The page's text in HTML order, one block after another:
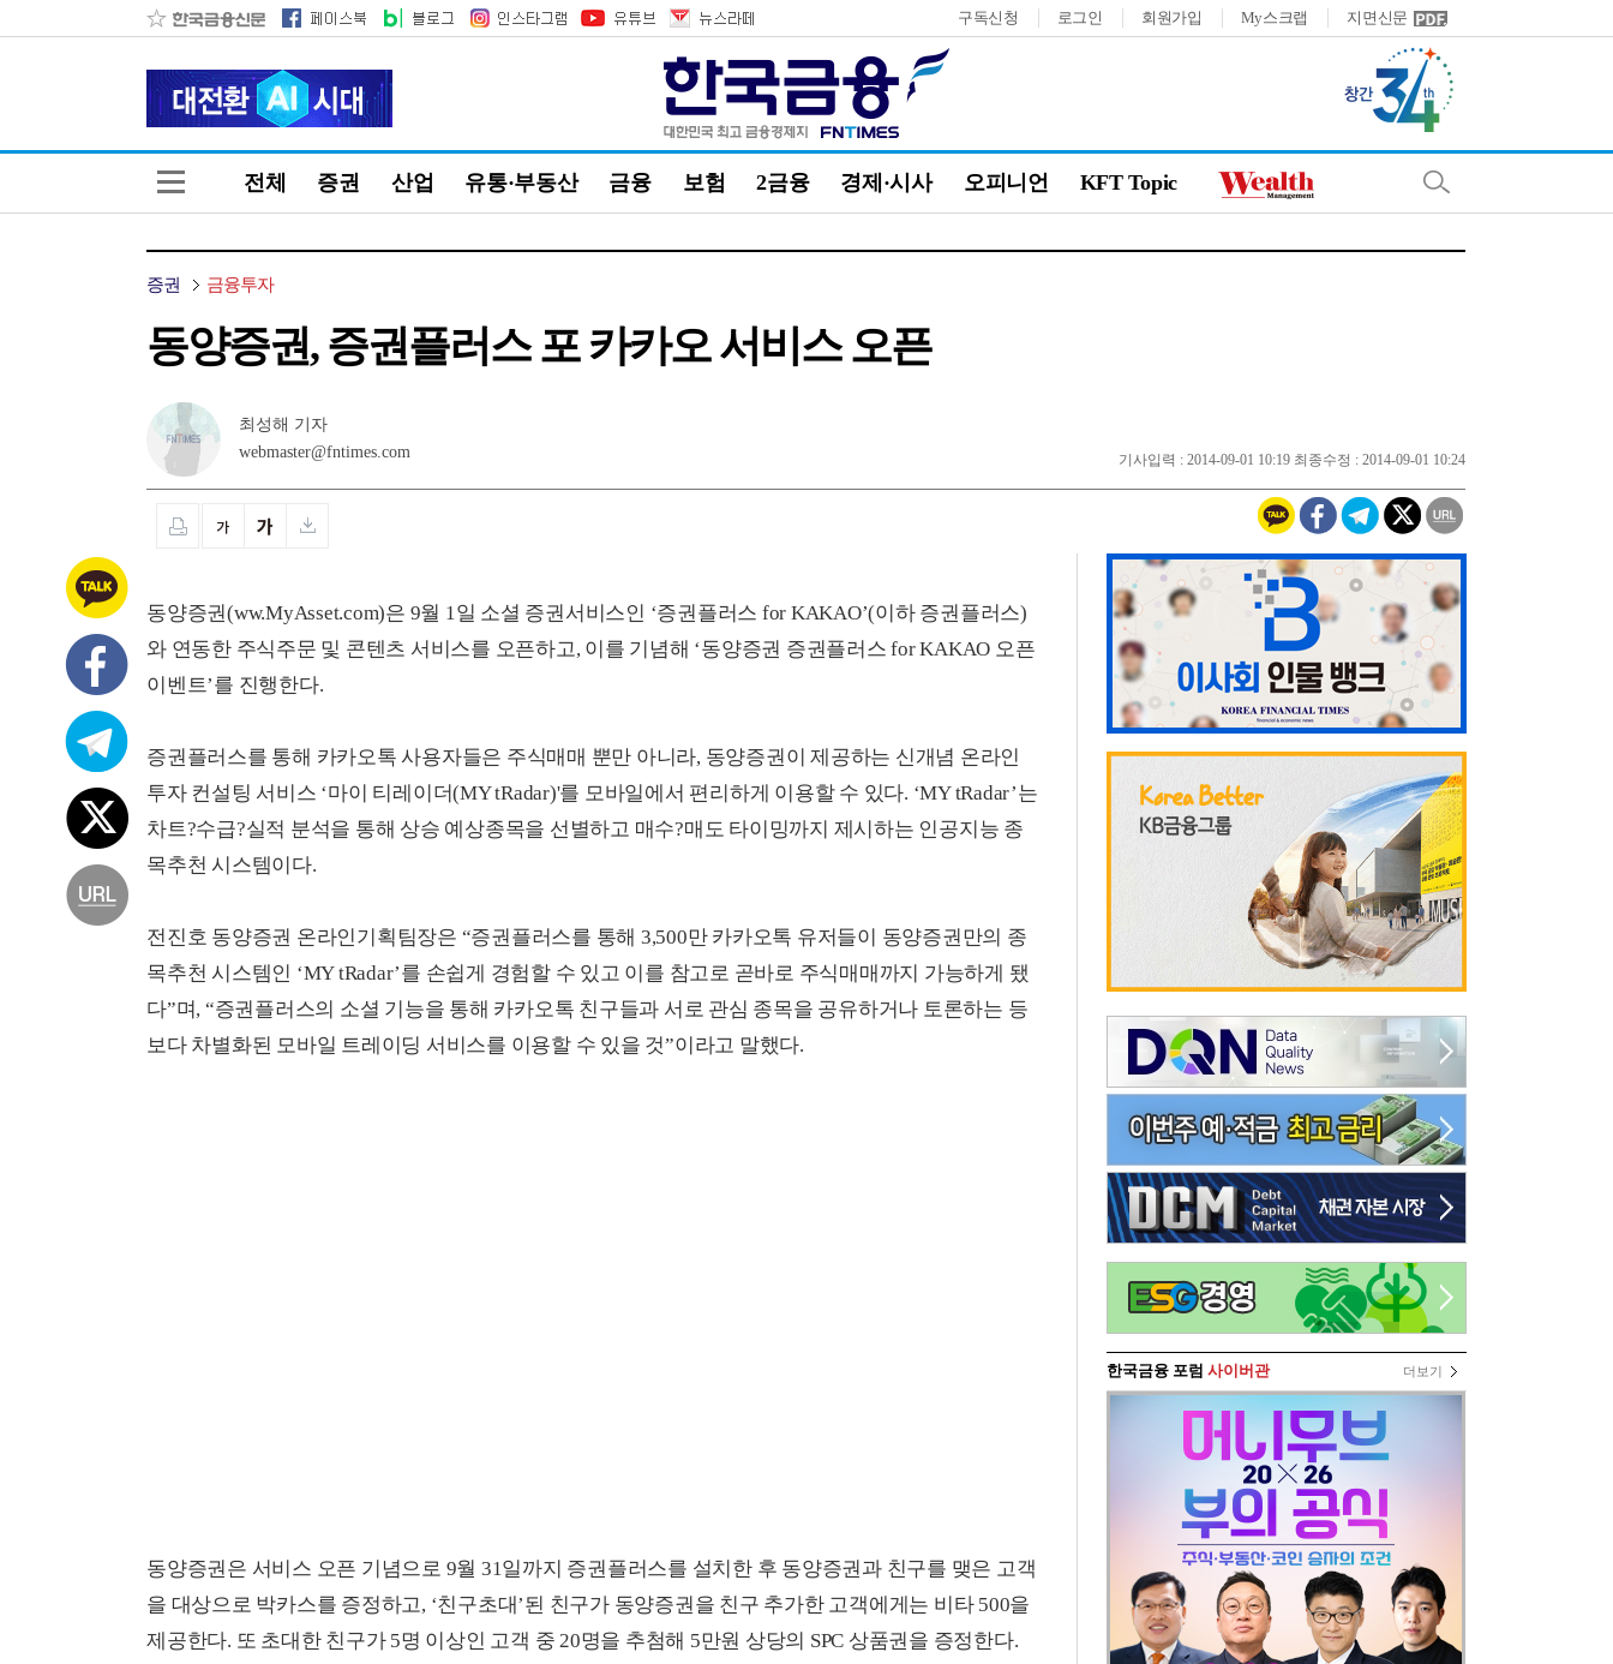
구독신청 로그인 회원가입 My스크랩 지면신문
전체 증권 산업 유통·부동산 금융 보험 2금융 경제·시사 오피니언 KFT Topic
증권 금융투자
동양증권, 증권플러스 포 카카오 서비스 오픈
최성해 기자
webmaster@fntimes.com
기사입력 : 2014-09-01 10:19 최종수정 : 2014-09-01 10:24
동양증권(ww.MyAsset.com)은 9월 1일 소셜 증권서비스인 ‘증권플러스 for KAKAO’(이하 증권플러스)
와 연동한 주식주문 및 콘텐츠 서비스를 오픈하고, 이를 기념해 ‘동양증권 증권플러스 for KAKAO 오픈
이벤트’를 진행한다.
증권플러스를 통해 카카오톡 사용자들은 주식매매 뿐만 아니라, 동양증권이 제공하는 신개념 온라인
투자 컨설팅 서비스 ‘마이 티레이더(MY tRadar)'를 모바일에서 편리하게 이용할 수 있다. ‘MY tRadar’는
차트?수급?실적 분석을 통해 상승 예상종목을 선별하고 매수?매도 타이밍까지 제시하는 인공지능 종
목추천 시스템이다.
전진호 동양증권 온라인기획팀장은 “증권플러스를 통해 3,500만 카카오톡 유저들이 동양증권만의 종
목추천 시스템인 ‘MY tRadar’를 손쉽게 경험할 수 있고 이를 참고로 곧바로 주식매매까지 가능하게 됐
다”며, “증권플러스의 소셜 기능을 통해 카카오톡 친구들과 서로 관심 종목을 공유하거나 토론하는 등
보다 차별화된 모바일 트레이딩 서비스를 이용할 수 있을 것”이라고 말했다.
동양증권은 서비스 오픈 기념으로 9월 31일까지 증권플러스를 설치한 후 동양증권과 친구를 맺은 고객
을 대상으로 박카스를 증정하고, ‘친구초대’된 친구가 동양증권을 친구 추가한 고객에게는 비타 500을
제공한다. 또 초대한 친구가 5명 이상인 고객 중 20명을 추첨해 5만원 상당의 SPC 상품권을 증정한다.
한국금융 포럼 사이버관 더보기